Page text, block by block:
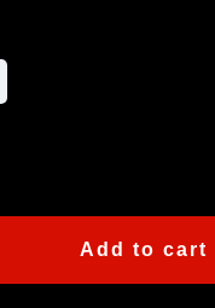
Add to cart